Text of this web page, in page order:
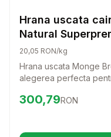
Hrana uscata
Natural
Miel & Orez, 15 kg
20,05 RON/kg
Hrana uscata Monge
alegerea perfecta
hrana ii va oferi
Preț: 300.79 RON
300,79RON